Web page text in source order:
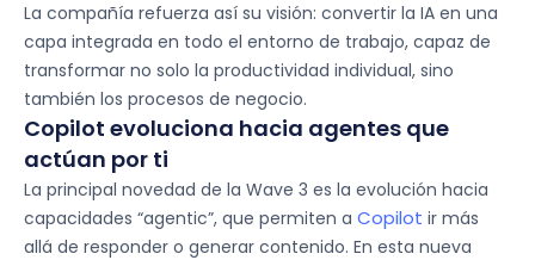
La compañía refuerza así su visión: convertir la IA en una
capa integrada en todo el entorno de trabajo, capaz de
transformar no solo la productividad individual, sino
también los procesos de negocio.
Copilot evoluciona hacia agentes que
actúan por ti​
La principal novedad de la Wave 3 es la evolución hacia
capacidades “agentic”, que permiten a Copilot ir más
allá de responder o generar contenido. En esta nueva